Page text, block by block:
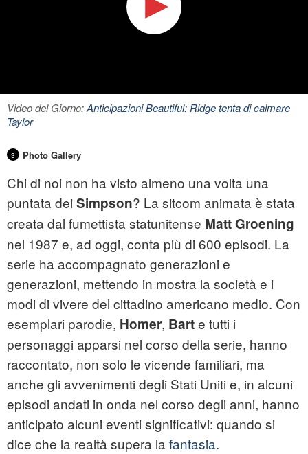
Video del Giorno:Anticipazioni Beautiful: Ridge tenta di calmare
Taylor
3 Photo Gallery
Chi di noi non ha visto almeno una volta una
puntata dei Simpson? La sitcom animata è stata
creata dal fumettista statunitense Matt Groening
nel 1987 e, ad oggi, conta più di 600 episodi. La
serie ha accompagnato generazioni e
generazioni, mettendo in mostra la società e i
modi di vivere del cittadino americano medio. Con
esemplari parodie, Homer, Barte tutti i
personaggi apparsi nel corso della serie, hanno
raccontato, non solo le vicende familiari, ma
anche gli avvenimenti degli Stati Uniti e, in alcuni
episodi andati in onda nel corso degli anni, hanno
anticipato alcuni eventi significativi: quando si
dice che la realtà supera la fantasia.